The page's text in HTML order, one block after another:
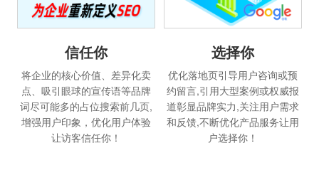
信任你
将企业的核心价值、差异化卖
点、吸引眼球的宣传语等品牌
词尽可能多的占位搜索前几页,
增强用户印象，优化用户体验
让访客信任你！
选择你
优化落地页引导用户咨询或预
约留言,引用大型案例或权威报
道彰显品牌实力,关注用户需求
和反馈,不断优化产品服务让用
户选择你！